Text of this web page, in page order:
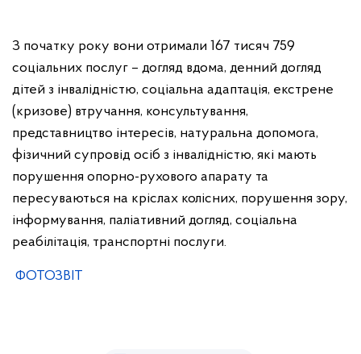
З початку року вони отримали 167 тисяч 759
соціальних послуг – догляд вдома, денний догляд
дітей з інвалідністю, соціальна адаптація, екстрене
(кризове) втручання, консультування,
представництво інтересів, натуральна допомога,
фізичний супровід осіб з інвалідністю, які мають
порушення опорно-рухового апарату та
пересуваються на кріслах колісних, порушення зору,
інформування, паліативний догляд, соціальна
реабілітація, транспортні послуги.
ФОТОЗВІТ